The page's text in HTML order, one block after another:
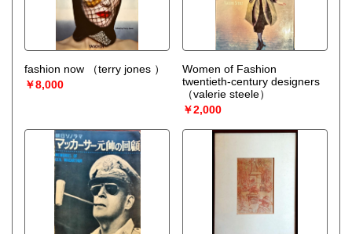
fashion now
（terry jones ）
￥8,000
Women of Fashion
twentieth-century designers
（valerie steele）
￥2,000